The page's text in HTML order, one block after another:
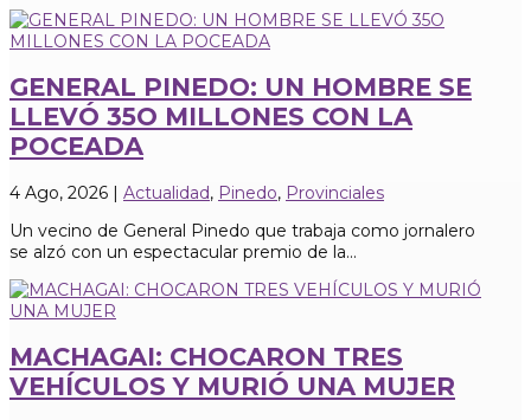
GENERAL PINEDO: UN HOMBRE SE
LLEVÓ 35O MILLONES CON LA
POCEADA
4 Ago, 2026 | Actualidad, Pinedo, Provinciales
Un vecino de General Pinedo que trabaja como jornalero
se alzó con un espectacular premio de la...
MACHAGAI: CHOCARON TRES
VEHÍCULOS Y MURIÓ UNA MUJER